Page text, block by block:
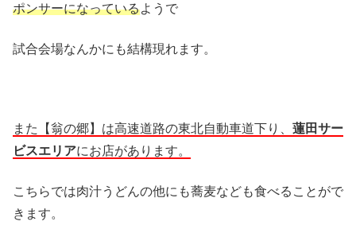
ポンサーになっているようで
試合会場なんかにも結構現れます。
また【翁の郷】は高速道路の東北自動車道下り、 蓮田サー
ビスエリアにお店があります。
こちらでは肉汁うどんの他にも蕎麦なども食べることがで
きます。